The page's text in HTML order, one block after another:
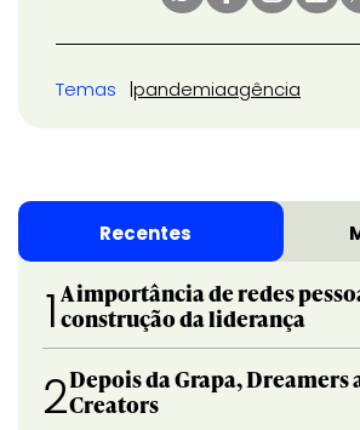
Temas pandemiaagência
Recentes
1 A importância de redes
construção da liderança
2Depois da Grapa, Dreamers
Creators